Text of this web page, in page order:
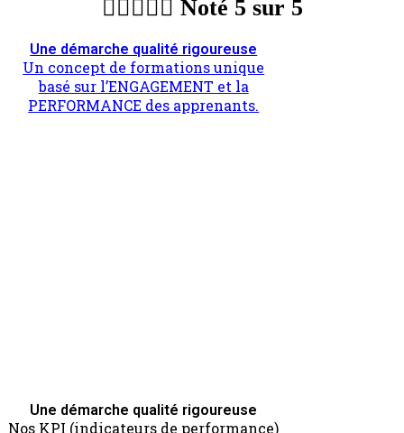
 Noté 5 sur 5
Une démarche qualité rigoureuse
Un concept de formations unique
basé sur l’ENGAGEMENT et la
PERFORMANCE des apprenants.
Une démarche qualité rigoureuse
Nos KPI (indicateurs de performance)